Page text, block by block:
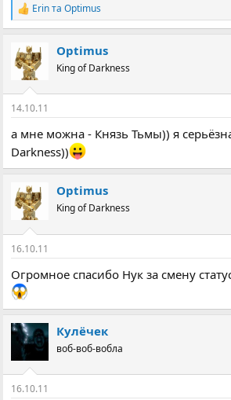
Р
е
к
ц
ErinтаOptimus
Optimus
King of Darkness
14.10.11
а мне можна - Князь Тьмы)) я
Darkness))
Optimus
King of Darkness
16.10.11
Огромное спасибо Нук за смену
Кулёчек
воб-воб-вобла
16.10.11